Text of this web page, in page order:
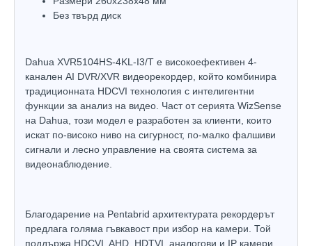
Без твърд диск
Dahua XVR5104HS-4KL-I3/T е високоефективен 4-
канален AI DVR/XVR видеорекордер, който комбинира
традиционната HDCVI технология с интелигентни
функции за анализ на видео. Част от серията WizSense
на Dahua, този модел е разработен за клиенти, които
искат по-високо ниво на сигурност, по-малко фалшиви
сигнали и лесно управление на своята система за
видеонаблюдение.
Благодарение на Pentabrid архитектурата рекордерът
предлага голяма гъвкавост при избор на камери. Той
поддържа HDCVI, AHD, HDTVI, аналогови и IP камери,